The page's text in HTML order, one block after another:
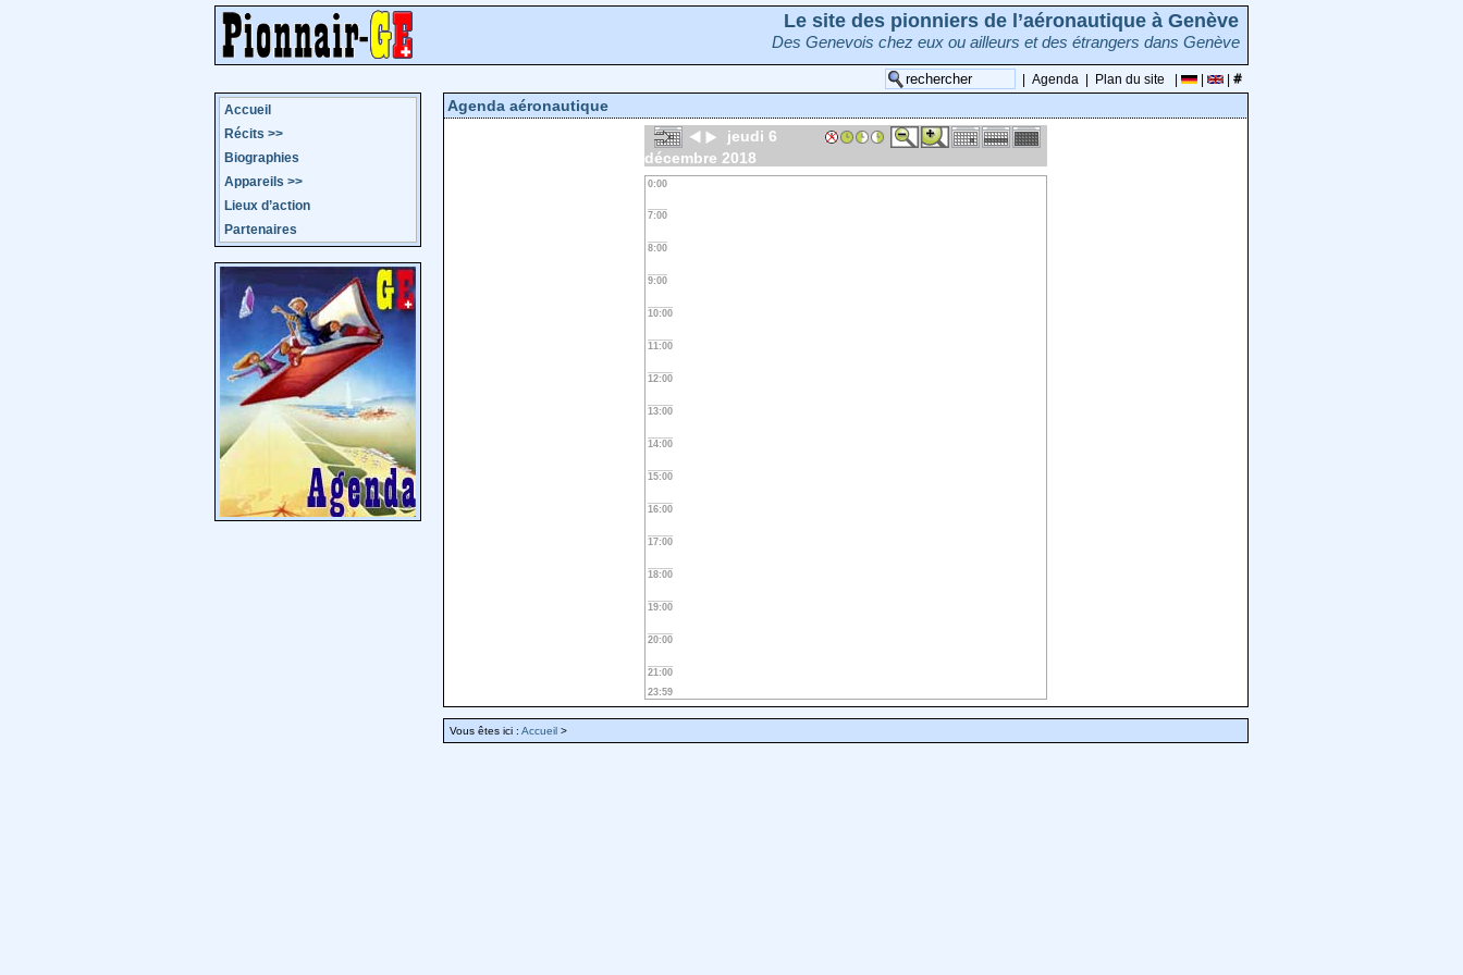
Le site des pionniers de l’aéronautique à Genève
Des Genevois chez eux ou ailleurs et des étrangers dans Genève
Agenda Plan du site
Accueil
Récits >>
Biographies
Appareils >>
Lieux d’action
Partenaires
Agenda aéronautique
jeudi 6
décembre 2018
0:00
7:00
8:00
9:00
10:00
11:00
12:00
13:00
14:00
15:00
16:00
17:00
18:00
19:00
20:00
21:00
23:59
Vous êtes ici : Accueil >